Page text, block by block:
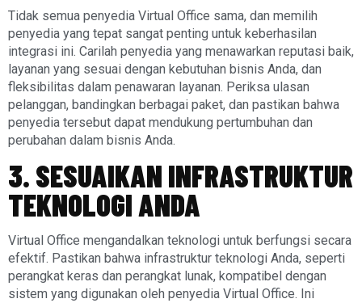
Tidak semua penyedia Virtual Office sama, dan memilih
penyedia yang tepat sangat penting untuk keberhasilan
integrasi ini. Carilah penyedia yang menawarkan reputasi baik,
layanan yang sesuai dengan kebutuhan bisnis Anda, dan
fleksibilitas dalam penawaran layanan. Periksa ulasan
pelanggan, bandingkan berbagai paket, dan pastikan bahwa
penyedia tersebut dapat mendukung pertumbuhan dan
perubahan dalam bisnis Anda.
3. SESUAIKAN INFRASTRUKTUR
TEKNOLOGI ANDA
Virtual Office mengandalkan teknologi untuk berfungsi secara
efektif. Pastikan bahwa infrastruktur teknologi Anda, seperti
perangkat keras dan perangkat lunak, kompatibel dengan
sistem yang digunakan oleh penyedia Virtual Office. Ini